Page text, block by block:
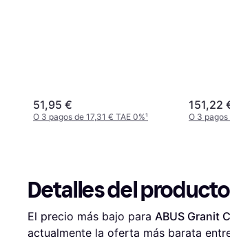
51,95 €
O 3 pagos de 17,31 € TAE 0%¹
151,22
O 3
Detalles del producto
El precio más bajo para ABUS Granit
actualmente la oferta más barata